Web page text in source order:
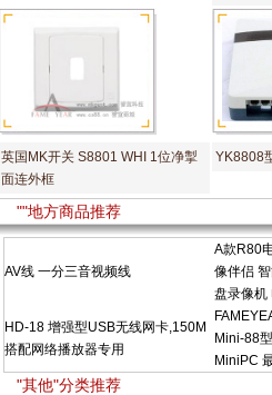
英国MK开关 S8801 WHI 1位净掣
面连外框
YK8808
""地方商品推荐
AV线 一分三音视频线
A款R80
像伴侣
盘录像机
HD-18 增强型USB无线网卡,150M
搭配网络播放器专用
Mini-88
MiniPC
"其他"分类推荐